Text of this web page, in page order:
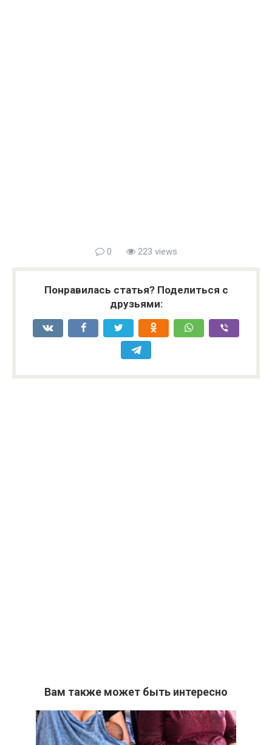
0 223 views
Понравилась статья? Поделиться с
друзьями:
Вам также может быть интересно